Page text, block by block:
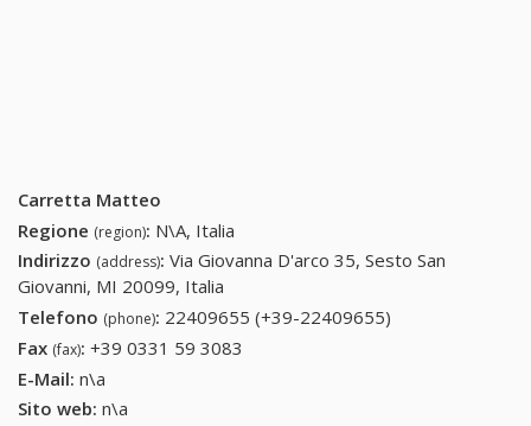
Carretta Matteo
Regione (region): N\A, Italia
Indirizzo (address): Via Giovanna D'arco 35, Sesto San
Giovanni, MI 20099, Italia
Telefono (phone): 22409655 (+39-22409655)
Fax (fax): +39 0331 59 3083
E-Mail: n\a
Sito web: n\a